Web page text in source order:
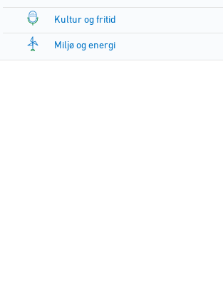
Kultur og fritid
Miljø og energi